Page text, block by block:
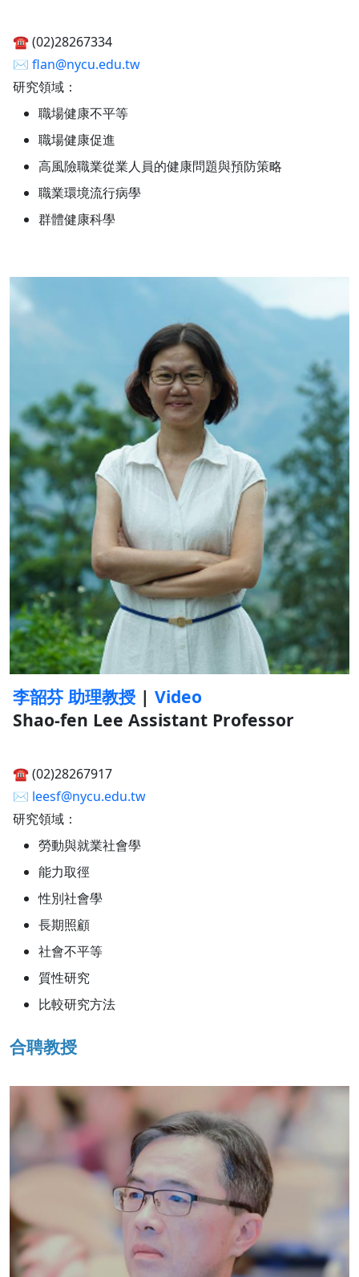
☎︎ (02)28267334
✉︎ flan@nycu.edu.tw
研究領域：
職場健康不平等
職場健康促進
高風險職業從業人員的健康問題與預防策略
職業環境流行病學
群體健康科學
李韶芬 助理教授 | Video
Shao-fen Lee Assistant Professor
☎︎ (02)28267917
✉︎ leesf@nycu.edu.tw
研究領域：
勞動與就業社會學
能力取徑
性別社會學
長期照顧
社會不平等
質性研究
比較研究方法
合聘教授